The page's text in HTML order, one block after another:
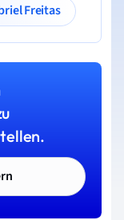
Freitas